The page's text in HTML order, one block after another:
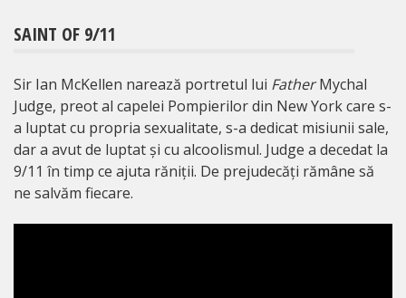
SAINT OF 9/11
Sir Ian McKellen narează portretul lui FatherMychal
Judge, preot al capelei Pompierilor din New York care s-
a luptat cu propria sexualitate, s-a dedicat misiunii sale,
dar a avut de luptat și cu alcoolismul. Judge a decedat la
9/11 în timp ce ajuta răniții. De prejudecăți rămâne să
ne salvăm fiecare.